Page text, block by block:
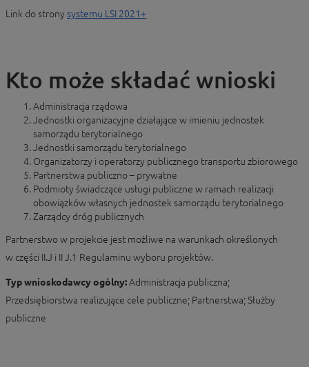
Link do strony systemu LSI 2021+
Kto może składać wnioski
Administracja rządowa
Jednostki organizacyjne działające w imieniu jednostek
samorządu terytorialnego
Jednostki samorządu terytorialnego
Organizatorzy i operatorzy publicznego transportu zbiorowego
Partnerstwa publiczno – prywatne
Podmioty świadczące usługi publiczne w ramach realizacji
obowiązków własnych jednostek samorządu terytorialnego
Zarządcy dróg publicznych
Partnerstwo w projekcie jest możliwe na warunkach określonych
w części II.J i II J.1 Regulaminu wyboru projektów.
Typ wnioskodawcy ogólny:Administracja publiczna;
Przedsiębiorstwa realizujące cele publiczne; Partnerstwa; Służby
publiczne